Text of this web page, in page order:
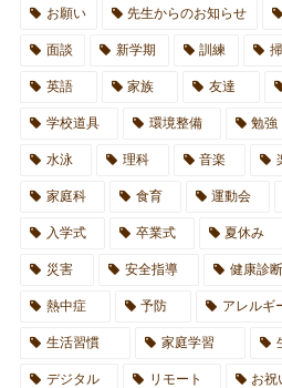
お願い 先生からのお知らせ
面談 新学期 訓練
英語 家族 友達
学校道具 環境整備 勉強
水泳 理科 音楽
家庭科 食育 運動会
入学式 卒業式 夏休み
災害 安全指導 健康診断
熱中症 予防 アレルギ
生活習慣 家庭学習
デジタル リモート お祝